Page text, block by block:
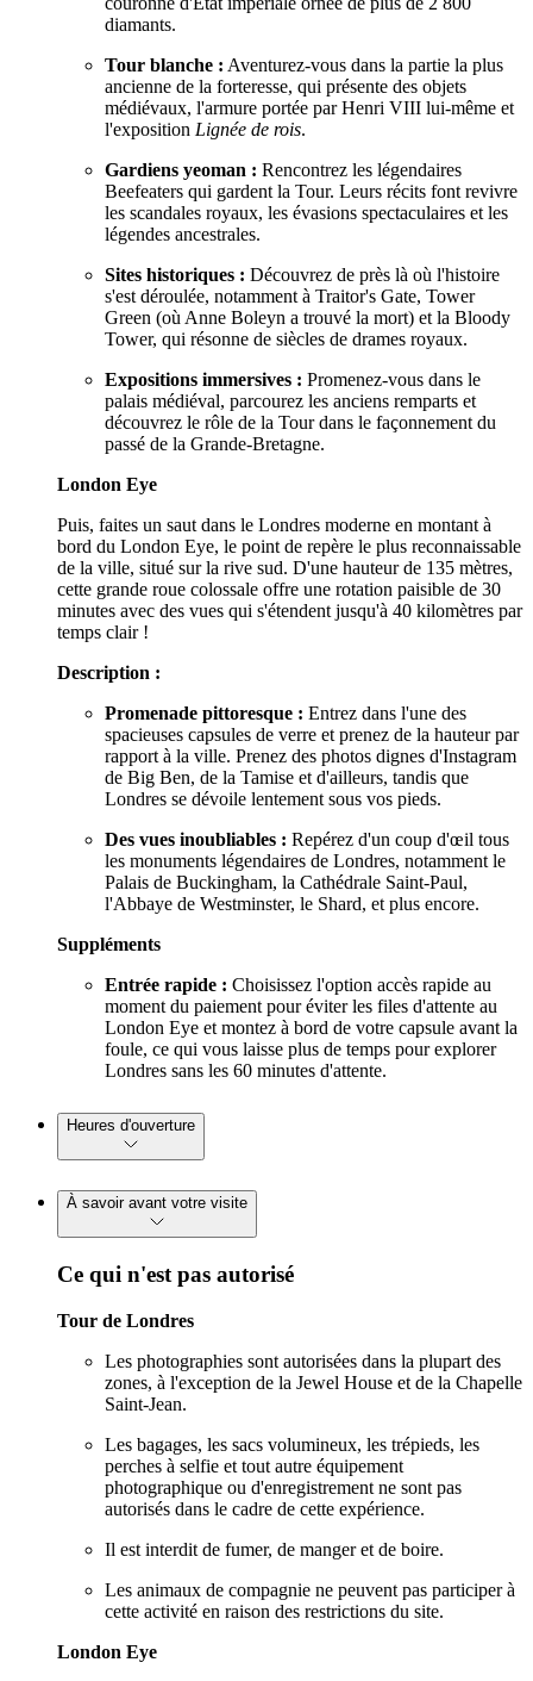
diamants.
Tour blanche : Aventurez-vous dans la partie la plus
ancienne de la forteresse, qui présente des objets
médiévaux, l'armure portée par Henri VIII lui-même et
l'exposition Lignée de rois.
Gardiens yeoman : Rencontrez les légendaires
Beefeaters qui gardent la Tour. Leurs récits font revivre
les scandales royaux, les évasions spectaculaires et les
légendes ancestrales.
Sites historiques : Découvrez de près là où l'histoire
s'est déroulée, notamment à Traitor's Gate, Tower
Green (où Anne Boleyn a trouvé la mort) et la Bloody
Tower, qui résonne de siècles de drames royaux.
Expositions immersives : Promenez-vous dans le
palais médiéval, parcourez les anciens remparts et
découvrez le rôle de la Tour dans le façonnement du
passé de la Grande-Bretagne.
London Eye
Puis, faites un saut dans le Londres moderne en montant à
bord du London Eye, le point de repère le plus reconnaissable
de la ville, situé sur la rive sud. D'une hauteur de 135 mètres,
cette grande roue colossale offre une rotation paisible de 30
minutes avec des vues qui s'étendent jusqu'à 40 kilomètres par
temps clair !
Description :
Promenade pittoresque : Entrez dans l'une des
spacieuses capsules de verre et prenez de la hauteur par
rapport à la ville. Prenez des photos dignes d'Instagram
de Big Ben, de la Tamise et d'ailleurs, tandis que
Londres se dévoile lentement sous vos pieds.
Des vues inoubliables : Repérez d'un coup d'œil tous
les monuments légendaires de Londres, notamment le
Palais de Buckingham, la Cathédrale Saint-Paul,
l'Abbaye de Westminster, le Shard, et plus encore.
Suppléments
Entrée rapide : Choisissez l'option accès rapide au
moment du paiement pour éviter les files d'attente au
London Eye et montez à bord de votre capsule avant la
foule, ce qui vous laisse plus de temps pour explorer
Londres sans les 60 minutes d'attente.
Heures d'ouverture
À savoir avant votre visite
Ce qui n'est pas autorisé
Tour de Londres
Les photographies sont autorisées dans la plupart des
zones, à l'exception de la Jewel House et de la Chapelle
Saint-Jean.
Les bagages, les sacs volumineux, les trépieds, les
perches à selfie et tout autre équipement
photographique ou d'enregistrement ne sont pas
autorisés dans le cadre de cette expérience.
Il est interdit de fumer, de manger et de boire.
Les animaux de compagnie ne peuvent pas participer à
cette activité en raison des restrictions du site.
London Eye